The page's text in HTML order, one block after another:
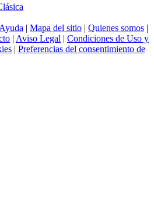
| Mapa del sitio | Quienes somos |
| Aviso Legal | Condiciones de Uso y
| Preferencias del consentimiento de